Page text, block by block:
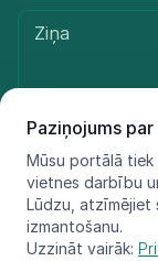
Paziņojums
Mūsu portālā
vietnes darbību
Lūdzu,
izmantošanu.
Uzzināt vairāk: